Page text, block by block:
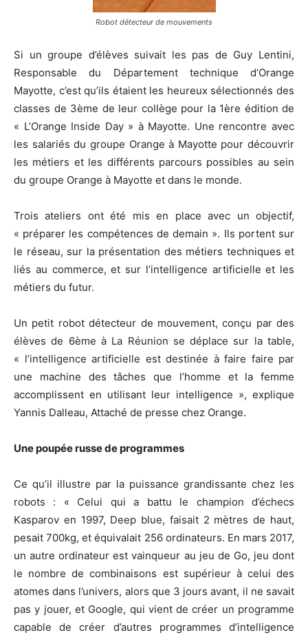
Robot détecteur de mouvements
Si un groupe d’élèves suivait les pas de Guy Lentini,
Responsable du Département technique d’Orange
Mayotte, c’est qu’ils étaient les heureux sélectionnés des
classes de 3ème de leur collège pour la 1ère édition de
« L’Orange Inside Day » à Mayotte. Une rencontre avec
les salariés du groupe Orange à Mayotte pour découvrir
les métiers et les différents parcours possibles au sein
du groupe Orange à Mayotte et dans le monde.
Trois ateliers ont été mis en place avec un objectif,
« préparer les compétences de demain ». Ils portent sur
le réseau, sur la présentation des métiers techniques et
liés au commerce, et sur l’intelligence artificielle et les
métiers du futur.
Un petit robot détecteur de mouvement, conçu par des
élèves de 6ème à La Réunion se déplace sur la table,
« l’intelligence artificielle est destinée à faire faire par
une machine des tâches que l’homme et la femme
accomplissent en utilisant leur intelligence », explique
Yannis Dalleau, Attaché de presse chez Orange.
Une poupée russe de programmes
Ce qu’il illustre par la puissance grandissante chez les
robots : « Celui qui a battu le champion d’échecs
Kasparov en 1997, Deep blue, faisait 2 mètres de haut,
pesait 700kg, et équivalait 256 ordinateurs. En mars 2017,
un autre ordinateur est vainqueur au jeu de Go, jeu dont
le nombre de combinaisons est supérieur à celui des
atomes dans l’univers, alors que 3 jours avant, il ne savait
pas y jouer, et Google, qui vient de créer un programme
capable de créer d’autres programmes d’intelligence